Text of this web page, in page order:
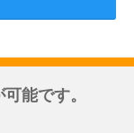
能です。